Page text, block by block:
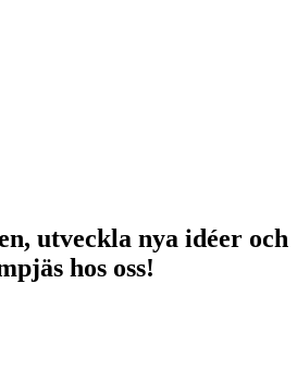
utveckla nya idéer och
hos oss!